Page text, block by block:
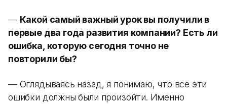
— Какой самый важный урок вы получили в
первые два года развития компании? Есть ли
ошибка, которую сегодня точно не
повторили бы?
— Оглядываясь назад, я понимаю, что все эти
ошибки должны были произойти. Именно